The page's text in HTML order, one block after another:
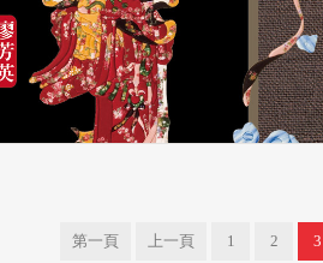
第一頁 上一頁 1 2 3